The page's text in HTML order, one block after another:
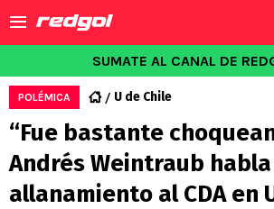
SUMATE AL CANAL DE
POLÉMICA U de Chile
“Fue bastante
Andrés Weintraub
allanamiento al CDA en